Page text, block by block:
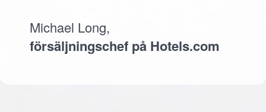
Michael Long,
försäljningschef på Hotels.com